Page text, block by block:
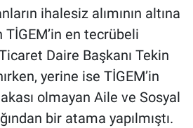
ihalesiz alımının altına
TİGEM’in en tecrübeli
Daire Başkanı Tekin
yerine ise TİGEM’in
olmayan Aile ve Sosyal
bir atama yapılmıştı.